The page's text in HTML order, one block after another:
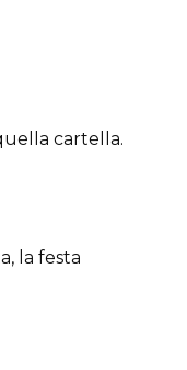
cartella.
la festa